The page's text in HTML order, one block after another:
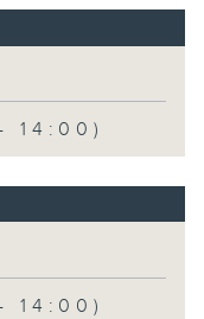
14:00)
14:00)